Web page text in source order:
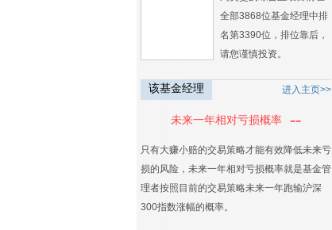
全部3868位基金经理中排
名第3390位，排位靠后，
请您谨慎投资。
该基金经理 进入主页>>
未来一年相对亏损概率 --
只有大赚小赔的交易策略才能有效降低未来亏
损的风险，未来一年相对亏损概率就是基金管
理者按照目前的交易策略未来一年跑输沪深
300指数涨幅的概率。